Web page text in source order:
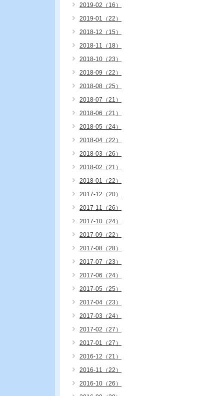
2019-02（16）
2019-01（22）
2018-12（15）
2018-11（18）
2018-10（23）
2018-09（22）
2018-08（25）
2018-07（21）
2018-06（21）
2018-05（24）
2018-04（22）
2018-03（26）
2018-02（21）
2018-01（22）
2017-12（20）
2017-11（26）
2017-10（24）
2017-09（22）
2017-08（28）
2017-07（23）
2017-06（24）
2017-05（25）
2017-04（23）
2017-03（24）
2017-02（27）
2017-01（27）
2016-12（21）
2016-11（22）
2016-10（26）